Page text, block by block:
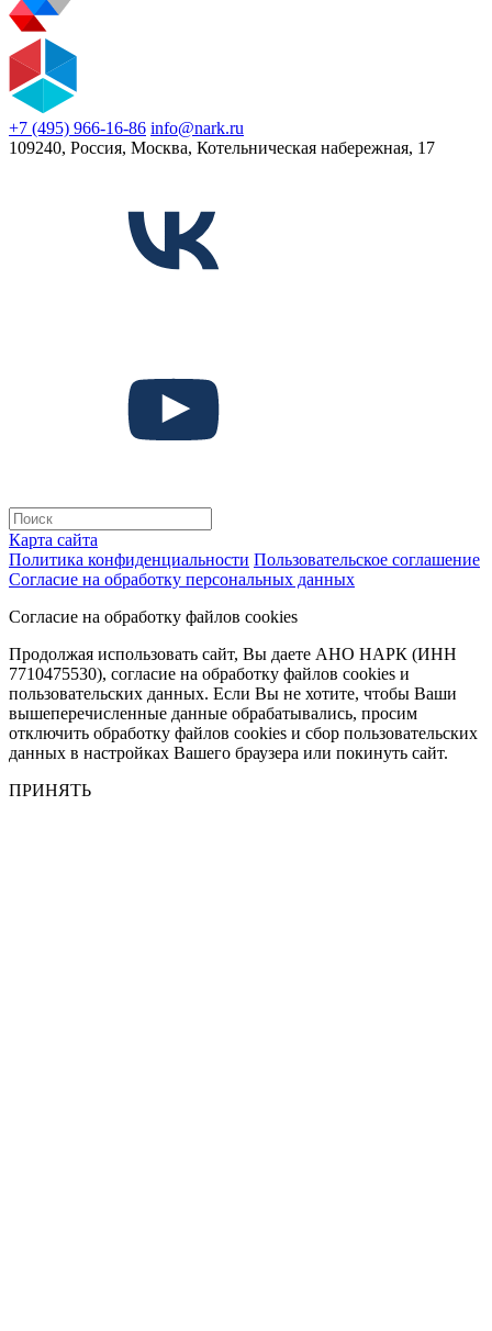
+7 (495) 966-16-86 info@nark.ru
109240, Россия, Москва, Котельническая набережная, 17
Карта сайта
Политика конфиденциальности Пользовательское соглашение
Согласие на обработку персональных данных
Согласие на обработку файлов cookies
Продолжая использовать сайт, Вы даете АНО НАРК (ИНН
7710475530), согласие на обработку файлов cookies и
пользовательских данных. Если Вы не хотите, чтобы Ваши
вышеперечисленные данные обрабатывались, просим
отключить обработку файлов cookies и сбор пользовательских
данных в настройках Вашего браузера или покинуть сайт.
ПРИНЯТЬ